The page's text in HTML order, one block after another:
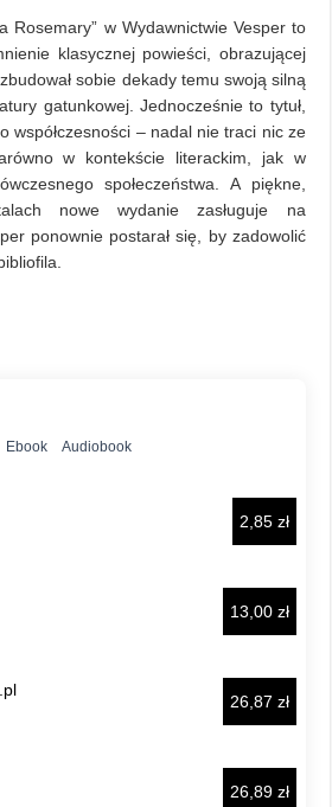
Rosemary” w Wydawnictwie Vesper to
klasycznej powieści, obrazującej
sobie dekady temu swoją silną
gatunkowej. Jednocześnie to tytuł,
współczesności – nadal nie traci nic ze
w kontekście literackim, jak w
społeczeństwa. A piękne,
nowe wydanie zasługuje na
ponownie postarał się, by zadowolić